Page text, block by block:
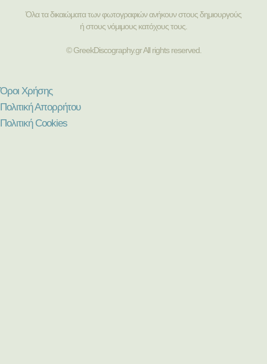
Όλα τα δικαιώματα των φωτογραφιών ανήκουν στους δημιουργούς
ή στους νόμιμους κατόχους τους.
© GreekDiscography.gr All rights reserved.
Όροι Χρήσης
Πολιτική Απορρήτου
Πολιτική Cookies